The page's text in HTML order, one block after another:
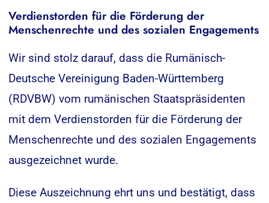
Verdienstorden für die Förderung der
Menschenrechte und des sozialen Engagements
Wir sind stolz darauf, dass die Rumänisch-
Deutsche Vereinigung Baden-Württemberg
(RDVBW) vom rumänischen Staatspräsidenten
mit dem Verdienstorden für die Förderung der
Menschenrechte und des sozialen Engagements
ausgezeichnet wurde.
Diese Auszeichnung ehrt uns und bestätigt, dass